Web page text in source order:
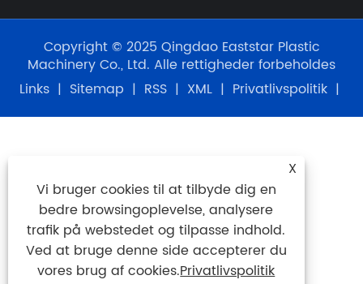
Copyright © 2025 Qingdao Eaststar Plastic
Machinery Co., Ltd. Alle rettigheder forbeholdes
Links | Sitemap | RSS | XML | Privatlivspolitik |
X
Vi bruger cookies til at tilbyde dig en
bedre browsingoplevelse, analysere
trafik på webstedet og tilpasse indhold.
Ved at bruge denne side accepterer du
vores brug af cookies.Privatlivspolitik